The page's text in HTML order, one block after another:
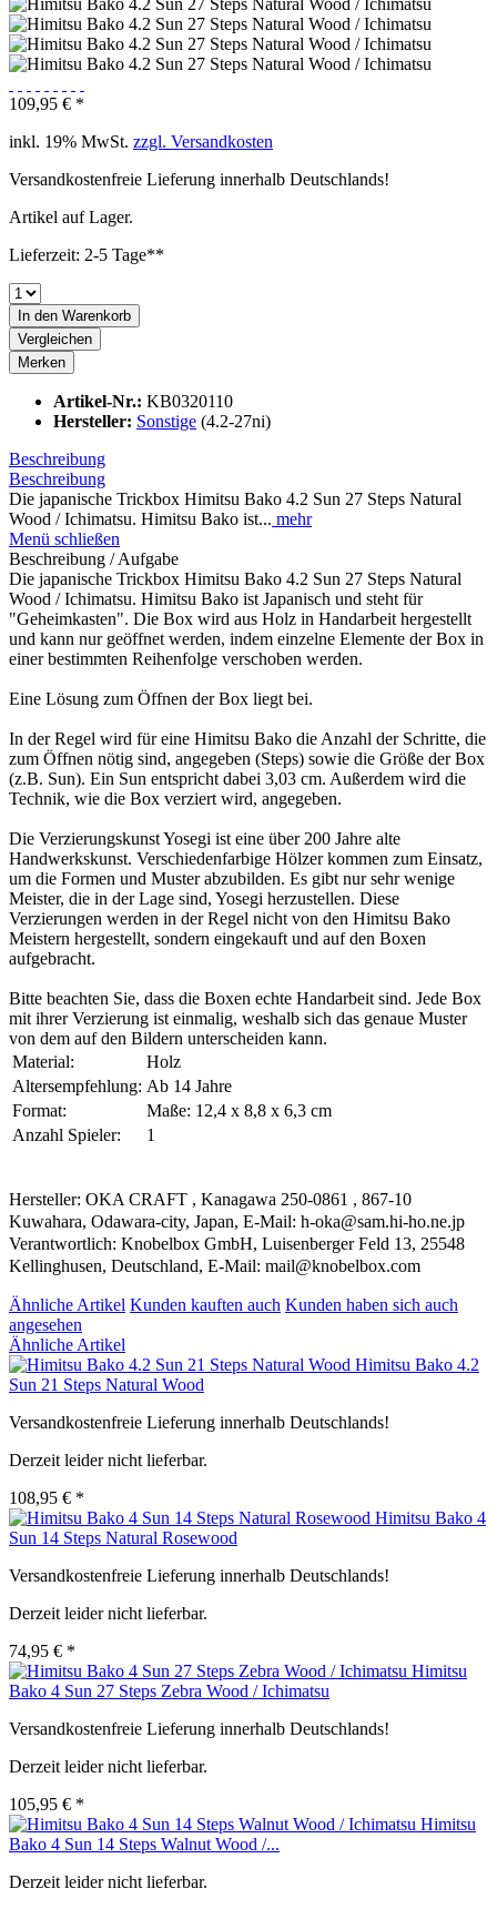
109,95 € *
inkl. 19% MwSt. zzgl. Versandkosten
Versandkostenfreie Lieferung innerhalb Deutschlands!
Artikel auf Lager.
Lieferzeit: 2-5 Tage**
In den Warenkorb
Vergleichen
Merken
Artikel-Nr.: KB0320110
Hersteller: Sonstige (4.2-27ni)
Beschreibung
Beschreibung
Die japanische Trickbox Himitsu Bako 4.2 Sun 27 Steps Natural
Wood / Ichimatsu. Himitsu Bako ist... mehr
Menü schließen
Beschreibung / Aufgabe
Die japanische Trickbox Himitsu Bako 4.2 Sun 27 Steps Natural
Wood / Ichimatsu. Himitsu Bako ist Japanisch und steht für
"Geheimkasten". Die Box wird aus Holz in Handarbeit hergestellt
und kann nur geöffnet werden, indem einzelne Elemente der Box in
einer bestimmten Reihenfolge verschoben werden.
Eine Lösung zum Öffnen der Box liegt bei.
In der Regel wird für eine Himitsu Bako die Anzahl der Schritte, die
zum Öffnen nötig sind, angegeben (Steps) sowie die Größe der Box
(z.B. Sun). Ein Sun entspricht dabei 3,03 cm. Außerdem wird die
Technik, wie die Box verziert wird, angegeben.
Die Verzierungskunst Yosegi ist eine über 200 Jahre alte
Handwerkskunst. Verschiedenfarbige Hölzer kommen zum Einsatz,
um die Formen und Muster abzubilden. Es gibt nur sehr wenige
Meister, die in der Lage sind, Yosegi herzustellen. Diese
Verzierungen werden in der Regel nicht von den Himitsu Bako
Meistern hergestellt, sondern eingekauft und auf den Boxen
aufgebracht.
Bitte beachten Sie, dass die Boxen echte Handarbeit sind. Jede Box
mit ihrer Verzierung ist einmalig, weshalb sich das genaue Muster
von dem auf den Bildern unterscheiden kann.
Material:
Holz
Altersempfehlung: Ab 14 Jahre
Format:
Maße: 12,4 x 8,8 x 6,3 cm
Anzahl Spieler:
1
Hersteller: OKA CRAFT , Kanagawa 250-0861 , 867-10
Kuwahara, Odawara-city, Japan, E-Mail: h-oka@sam.hi-ho.ne.jp
Verantwortlich: Knobelbox GmbH, Luisenberger Feld 13, 25548
Kellinghusen, Deutschland, E-Mail: mail@knobelbox.com
Ähnliche Artikel Kunden kauften auch Kunden haben sich auch
angesehen
Ähnliche Artikel
Himitsu Bako 4.2
Sun 21 Steps Natural Wood
Versandkostenfreie Lieferung innerhalb Deutschlands!
Derzeit leider nicht lieferbar.
108,95 € *
Himitsu Bako 4
Sun 14 Steps Natural Rosewood
Versandkostenfreie Lieferung innerhalb Deutschlands!
Derzeit leider nicht lieferbar.
74,95 € *
Himitsu
Bako 4 Sun 27 Steps Zebra Wood / Ichimatsu
Versandkostenfreie Lieferung innerhalb Deutschlands!
Derzeit leider nicht lieferbar.
105,95 € *
Himitsu
Bako 4 Sun 14 Steps Walnut Wood /...
Derzeit leider nicht lieferbar.